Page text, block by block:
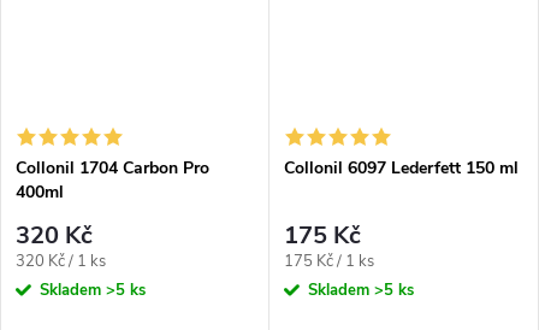
Collonil 1704 Carbon Pro
400ml
320 Kč
Měrná
cena:
320 Kč / 1 ks
Skladem >5 ks
Collonil 6097 Lederfett 150 ml
175 Kč
Měrná
cena:
175 Kč / 1 ks
Skladem >5 ks